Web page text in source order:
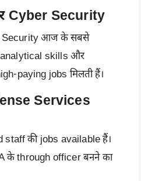
Cyber Security
Security आज के सबसे
analytical skills और
paying jobs मिलती हैं।
Services
staff की jobs available हैं।
के through officer बनने का